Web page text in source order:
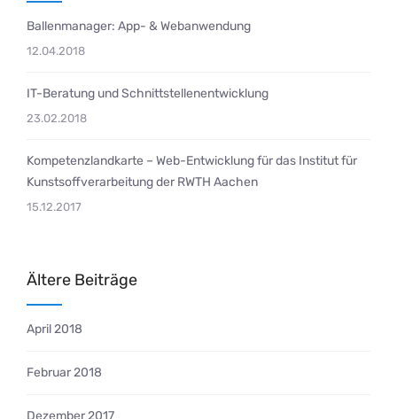
Ballenmanager: App- & Webanwendung
12.04.2018
IT-Beratung und Schnittstellenentwicklung
23.02.2018
Kompetenzlandkarte – Web-Entwicklung für das Institut für
Kunstsoffverarbeitung der RWTH Aachen
15.12.2017
Ältere Beiträge
April 2018
Februar 2018
Dezember 2017